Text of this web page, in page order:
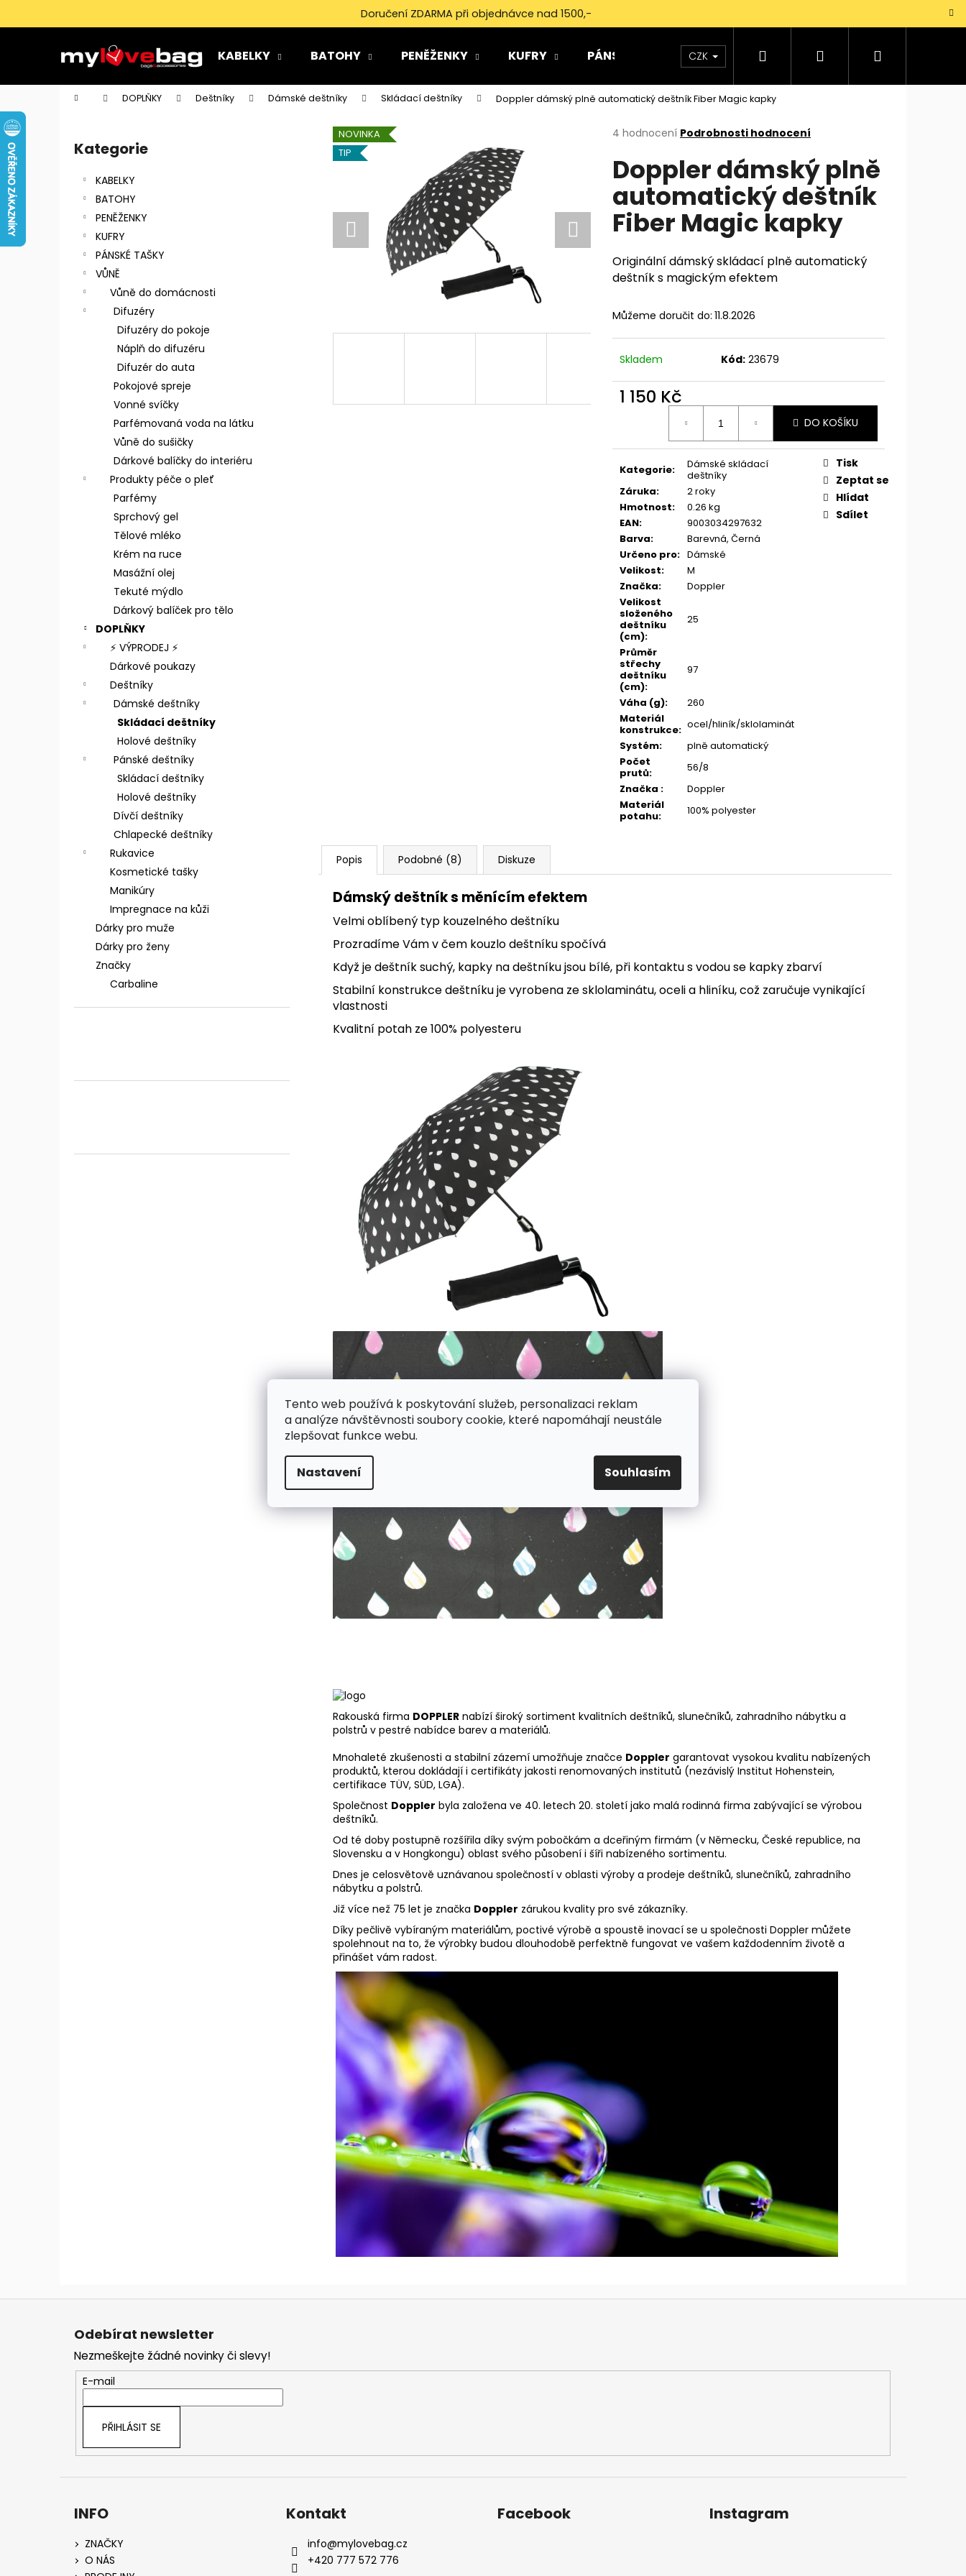
Tento web používá k poskytování služeb, personalizaci reklam
a analýze návštěvnosti soubory cookie, které napomáhají neustále
zlepšovat funkce webu.
Nastavení Souhlasím
Doručení ZDARMA při objednávce nad 1500,-
KABELKY BATOHY PENĚŽENKY KUFRY PÁNSKÉ TAŠKY VŮNĚ DOPLŇKY
CZK Hledat PřihlášeníNákupní
Domů DOPLŇKY Deštníky Dámské deštníky Skládací deštníky Doppler dámský plně automatický deštník Fiber Magic kapky
Přeskočit
kategorie
Kategorie
KABELKY
BATOHY
PENĚŽENKY
KUFRY
PÁNSKÉ TAŠKY
VŮNĚ
Vůně do domácnosti
Difuzéry
Difuzéry do pokoje
Náplň do difuzéru
Difuzér do auta
Pokojové spreje
Vonné svíčky
Parfémovaná voda na látku
Vůně do sušičky
Dárkové balíčky do interiéru
Produkty péče o pleť
Parfémy
Sprchový gel
Tělové mléko
Krém na ruce
Masážní olej
Tekuté mýdlo
Dárkový balíček pro tělo
DOPLŇKY
⚡️ VÝPRODEJ ⚡️
Dárkové poukazy
Deštníky
Dámské deštníky
Skládací deštníky
Holové deštníky
Pánské deštníky
Skládací deštníky
Holové deštníky
Dívčí deštníky
Chlapecké deštníky
Rukavice
Kosmetické tašky
Manikúry
Impregnace na kůži
Dárky pro muže
Dárky pro ženy
Značky
Carbaline
Průměrné
produktu
je
z
5
hvězdiček.
4 hodnocení Podrobnosti hodnocení
Doppler dámský plně
automatický deštník
Fiber Magic kapky
Originální dámský skládací plně automatický
deštník s magickým efektem
Můžeme doručit do: 11.8.2026
Skladem Kód: 23679
1 150 Kč
DO KOŠÍKU
Kategorie:
Dámské skládací
deštníky
Záruka:
2 roky
Hmotnost:
0.26 kg
EAN:
9003034297632
Barva:
Barevná, Černá
Určeno pro: Dámské
Velikost:
M
Značka:
Doppler
Velikost
složeného
deštníku
(cm):
25
Průměr
střechy
deštníku
(cm):
97
Váha (g):
260
Materiál
konstrukce: ocel/hliník/sklolaminát
Systém:
plně automatický
Počet
prutů:
56/8
Značka :
Doppler
Materiál
potahu: 100% polyester
Tisk
Zeptat se
Hlídat
Sdílet
NOVINKA
TIP
Popis Podobné (8) Diskuze
Dámský deštník s měnícím efektem
Velmi oblíbený typ kouzelného deštníku
Prozradíme Vám v čem kouzlo deštníku spočívá
Když je deštník suchý, kapky na deštníku jsou bílé, při kontaktu s vodou se kapky zbarví
Stabilní konstrukce deštníku je vyrobena ze sklolaminátu, oceli a hliníku, což zaručuje vynikající
vlastnosti
Kvalitní potah ze 100% polyesteru
Rakouská firma DOPPLER nabízí široký sortiment kvalitních deštníků, slunečníků, zahradního nábytku a
polstrů v pestré nabídce barev a materiálů.
Mnohaleté zkušenosti a stabilní zázemí umožňuje značce Doppler garantovat vysokou kvalitu nabízených
produktů, kterou dokládají i certifikáty jakosti renomovaných institutů (nezávislý Institut Hohenstein,
certifikace TÜV, SÜD, LGA).
Společnost Doppler byla založena ve 40. letech 20. století jako malá rodinná firma zabývající se výrobou
deštníků.
Od té doby postupně rozšířila díky svým pobočkám a dceřiným firmám (v Německu, České republice, na
Slovensku a v Hongkongu) oblast svého působení i šíři nabízeného sortimentu.
Dnes je celosvětově uznávanou společností v oblasti výroby a prodeje deštníků, slunečníků, zahradního
nábytku a polstrů.
Již více než 75 let je značka Doppler zárukou kvality pro své zákazníky.
Díky pečlivě vybíraným materiálům, poctivé výrobě a spoustě inovací se u společnosti Doppler můžete
spolehnout na to, že výrobky budou dlouhodobě perfektně fungovat ve vašem každodenním životě a
přinášet vám radost.
o
k Co potřebujete najít?
Doporučujeme
Z
Odebírat newsletter
Nezmeškejte žádné novinky či slevy!
E-mail
PŘIHLÁSIT SE
INFO
ZNAČKY
O NÁS
Kontakt
info@mylovebag.cz
+420 777 572 776
Facebook Instagram